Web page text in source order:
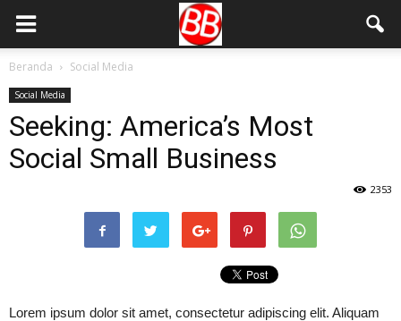
Beranda Social Media
Social Media
Seeking: America’s Most
Social Small Business
2353
Lorem ipsum dolor sit amet, consectetur adipiscing elit. Aliquam